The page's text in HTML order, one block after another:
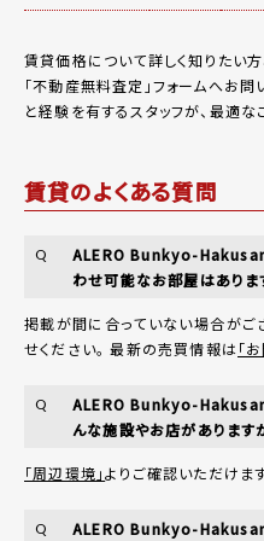
賃貸価格について詳しく知りたい
「不動産無料査定 」フォームへお問
と経験を有するスタッフが、最適な
賃貸のよくある質問
Q
ALERO Bunkyo-Hakusan
わせ可能なお部屋はありま
掲載が間に合っていない場合がご
せください。 最新の売買情報は「
Q
ALERO Bunkyo-Hakusan
んな施設やお店があります
「周辺環境」よりご確認いただけます
Q
ALERO Bunkyo-Hakusan